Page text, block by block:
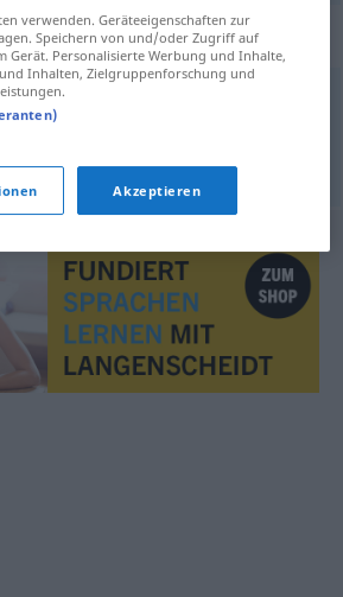
für "Schwächling"
(beleidigend) (ugs.)
verwenden. Geräteeigenschaften zur
Speichern von und/oder Zugriff auf
Gerät. Personalisierte Werbung und Inhalte,
Inhalten, Zielgruppenforschung und
Akzeptieren